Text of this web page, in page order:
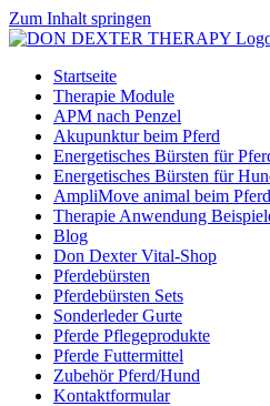
Zum Inhalt springen
Startseite
Therapie Module
APM nach Penzel
Akupunktur beim Pferd
Energetisches Bürsten für
Energetisches Bürsten für
AmpliMove animal beim Pferd
Therapie Anwendung
Blog
Don Dexter Vital-Shop
Pferdebürsten
Pferdebürsten Sets
Sonderleder Gurte
Pferde Pflegeprodukte
Pferde Futtermittel
Zubehör Pferd/Hund
Kontaktformular